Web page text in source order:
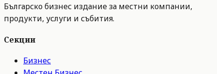
Българско бизнес издание за местни компании,
продукти, услуги и събития.
Секции
Бизнес